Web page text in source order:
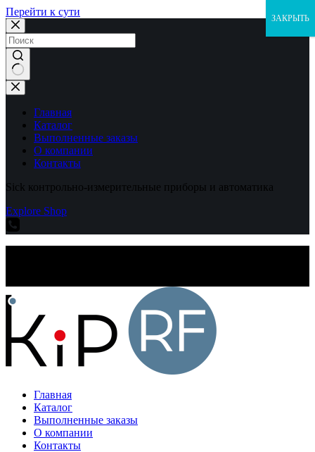
Перейти к сути
Ничего
не
найденоГлавная
Каталог
Выполненные заказы
О компании
Контакты
Sick контрольно-измерительные приборы и автоматика
Explore Shop
Главная
Каталог
Выполненные заказы
О компании
Контакты
ЗАКРЫТЬ